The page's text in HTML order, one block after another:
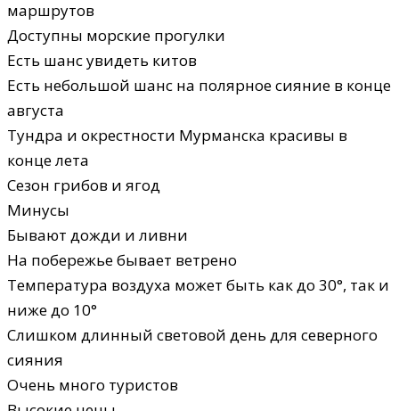
маршрутов
Доступны морские прогулки
Есть шанс увидеть китов
Есть небольшой шанс на полярное сияние в конце
августа
Тундра и окрестности Мурманска красивы в
конце лета
Сезон грибов и ягод
Минусы
Бывают дожди и ливни
На побережье бывает ветрено
Температура воздуха может быть как до 30°, так и
ниже до 10°
Слишком длинный световой день для северного
сияния
Очень много туристов